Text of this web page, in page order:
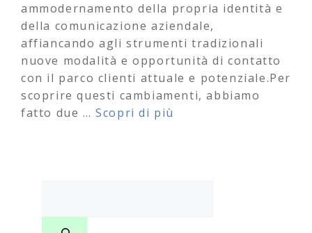
ammodernamento della propria identità e
della comunicazione aziendale,
affiancando agli strumenti tradizionali
nuove modalità e opportunità di contatto
con il parco clienti attuale e potenziale.Per
scoprire questi cambiamenti, abbiamo
fatto due …Scopri di più